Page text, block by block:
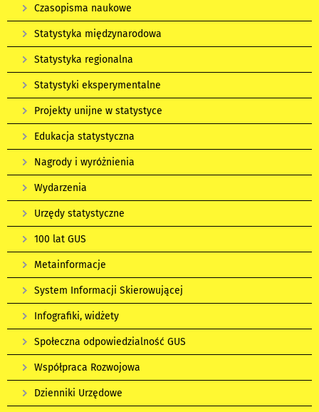
Czasopisma naukowe
Statystyka międzynarodowa
Statystyka regionalna
Statystyki eksperymentalne
Projekty unijne w statystyce
Edukacja statystyczna
Nagrody i wyróżnienia
Wydarzenia
Urzędy statystyczne
100 lat GUS
Metainformacje
System Informacji Skierowującej
Infografiki, widżety
Społeczna odpowiedzialność GUS
Współpraca Rozwojowa
Dzienniki Urzędowe